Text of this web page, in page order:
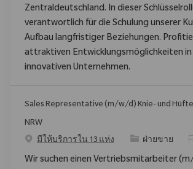
Zentraldeutschland. In dieser
verantwortlich für die Schulung unserer
Aufbau langfristiger Beziehungen.
attraktiven Entwicklungsmöglichkeiten in
innovativen Unternehmen.
Sales Representative (m/w/d) Knie- und
NRW
มีให้บริการใน 13 แห่ง
ประเภท
ฝ่ายขาย
Wir suchen einen Vertriebsmitarbeiter